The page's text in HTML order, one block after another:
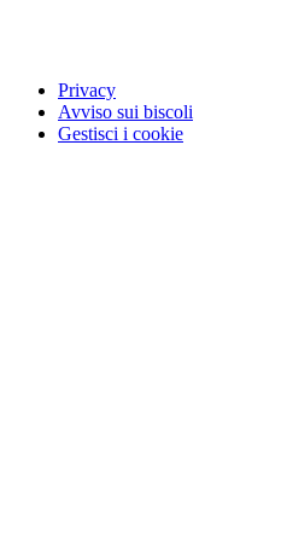
Privacy
Avviso sui biscoli
Gestisci i cookie